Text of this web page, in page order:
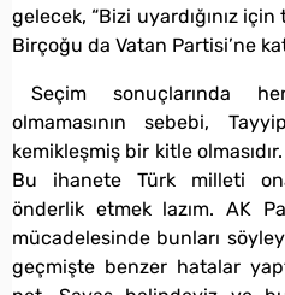
gelecek, “Bizi uyardığınız
Birçoğu da Vatan Partisi’ne
Seçim sonuçlarında
olmamasının sebebi,
kemikleşmiş bir kitle
Bu ihanete Türk milleti
önderlik etmek lazım. AK
mücadelesinde bunları
geçmişte benzer hatalar